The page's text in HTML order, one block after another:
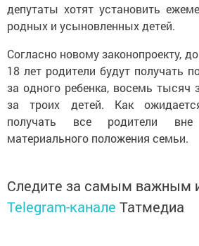
депутаты хотят установить
родных и усыновленных детей.
Согласно новому законопроекту,
18 лет родители будут получать
за одного ребенка, восемь тысяч
за троих детей. Как
получать все родители
материального положения семьи.
Следите за самым важным
Telegram-канале Татмедиа